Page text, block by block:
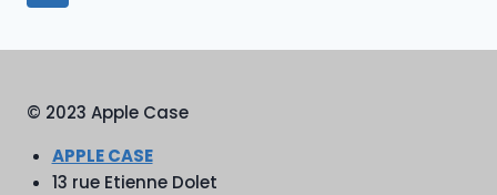
© 2023 Apple Case
APPLE CASE
13 rue Etienne Dolet